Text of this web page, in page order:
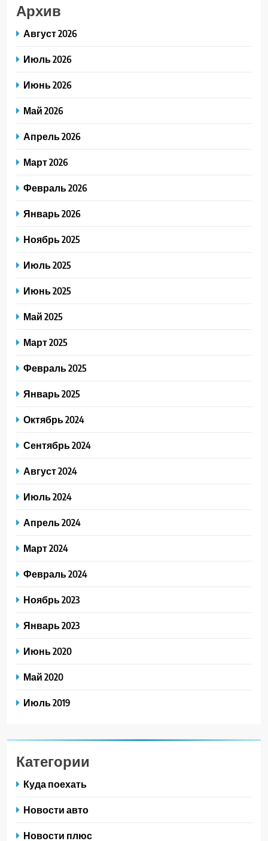
Архив
Август 2026
Июль 2026
Июнь 2026
Май 2026
Апрель 2026
Март 2026
Февраль 2026
Январь 2026
Ноябрь 2025
Июль 2025
Июнь 2025
Май 2025
Март 2025
Февраль 2025
Январь 2025
Октябрь 2024
Сентябрь 2024
Август 2024
Июль 2024
Апрель 2024
Март 2024
Февраль 2024
Ноябрь 2023
Январь 2023
Июнь 2020
Май 2020
Июль 2019
Категории
Куда поехать
Новости авто
Новости плюс